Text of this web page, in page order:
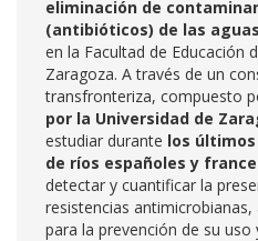
eliminación de
(antibióticos) de las
en la Facultad de Educación
Zaragoza. A través de un
transfronteriza, compuesto
por la Universidad de
estudiar durante los
de ríos españoles y
detectar y cuantificar la
resistencias
para la prevención de su uso